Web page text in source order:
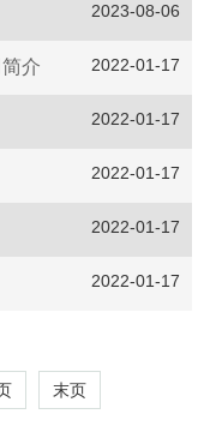
2023-08-06
2022-01-17
介
2022-01-17
2022-01-17
2022-01-17
2022-01-17
末页